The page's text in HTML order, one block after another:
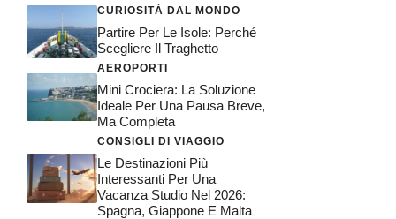
CURIOSITÀ DAL MONDO
Partire Per Le Isole: Perché
Scegliere Il Traghetto
AEROPORTI
Mini Crociera: La Soluzione
Ideale Per Una Pausa Breve,
Ma Completa
CONSIGLI DI VIAGGIO
Le Destinazioni Più
Interessanti Per Una
Vacanza Studio Nel 2026:
Spagna, Giappone E Malta